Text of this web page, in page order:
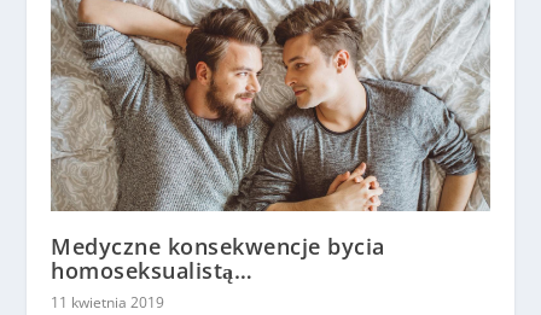
Medyczne konsekwencje bycia
homoseksualistą…
11 kwietnia 2019